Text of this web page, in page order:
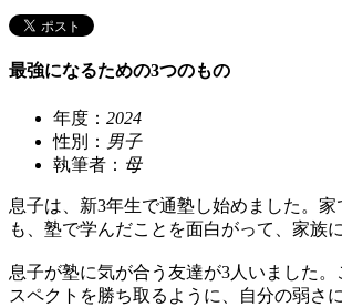
最強になるための3つのもの
年度： 2024
性別： 男子
執筆者： 母
息子は、新3年生で通塾し始めました。
も、塾で学んだことを面白がって、家族
息子が塾に気が合う友達が3人いました
スペクトを勝ち取るように、自分の弱さ